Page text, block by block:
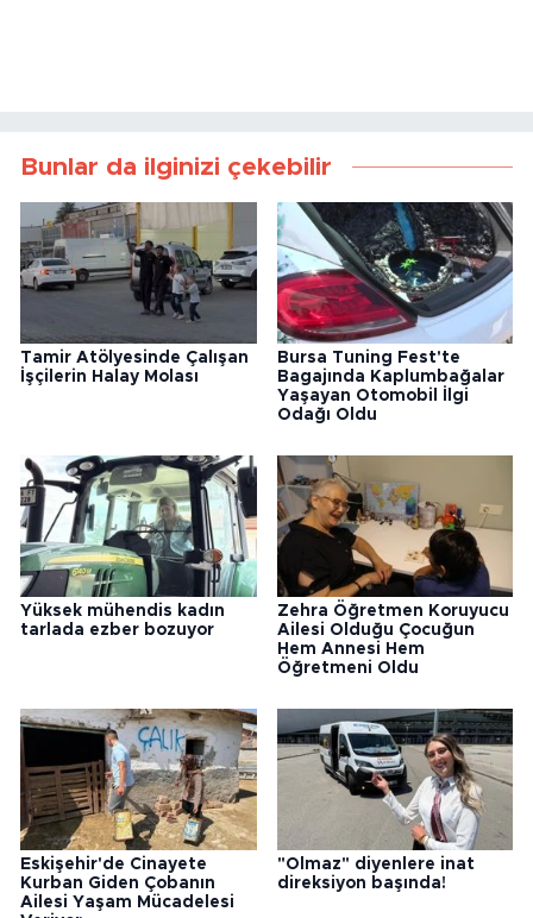
Bunlar da ilginizi çekebilir
Tamir Atölyesinde Çalışan
İşçilerin Halay Molası
Bursa Tuning Fest'te
Bagajında Kaplumbağalar
Yaşayan Otomobil İlgi
Odağı Oldu
Yüksek mühendis kadın
tarlada ezber bozuyor
Zehra Öğretmen Koruyucu
Ailesi Olduğu Çocuğun
Hem Annesi Hem
Öğretmeni Oldu
Eskişehir'de Cinayete
Kurban Giden Çobanın
Ailesi Yaşam Mücadelesi
"Olmaz" diyenlere inat
direksiyon başında!